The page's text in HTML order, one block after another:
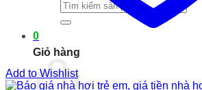
Tìm
kiếm:
0
Giỏ hàng
Add to Wishlist